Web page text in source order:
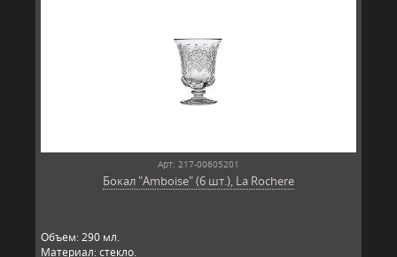
Арт: 217-00605201
Бокал "Amboise" (6 шт.), La Rochere
Объем: 290 мл.
Материал: стекло.